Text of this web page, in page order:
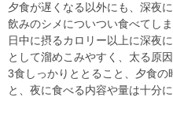
夕食が遅くなる以外にも、深夜
飲みのシメについつい食べてし
日中に摂るカロリー以上に深夜
として溜めこみやすく、太る原
3食しっかりととること、夕食の
と、夜に食べる内容や量は十分